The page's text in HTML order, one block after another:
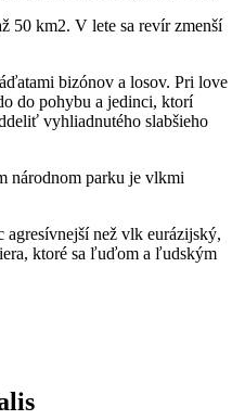
50 km2. V lete sa revír zmenší
bizónov a losov. Pri love
do pohybu a jedinci, ktorí
vyhliadnutého slabšieho
národnom parku je vlkmi
než vlk eurázijský,
ktoré sa ľuďom a ľudským